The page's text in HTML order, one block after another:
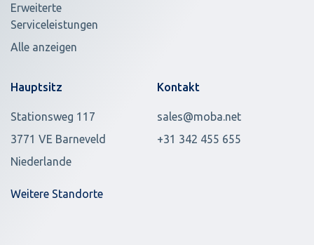
Erweiterte
Serviceleistungen
Alle anzeigen
Hauptsitz
Stationsweg 117
3771 VE Barneveld
Niederlande
Weitere Standorte
Kontakt
sales@moba.net
+31 342 455 655